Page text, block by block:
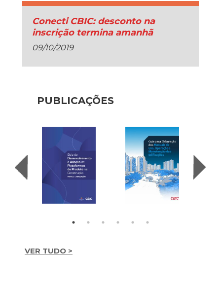
Conecti CBIC: desconto na
inscrição termina amanhã
09/10/2019
PUBLICAÇÕES
VER TUDO >